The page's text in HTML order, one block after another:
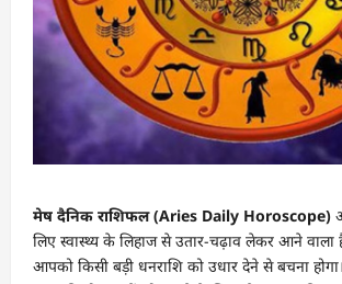
मेष दैनिक राशिफल (Aries Daily Horoscope)
लिए स्वास्थ्य के लिहाज से उतार-चढ़ाव लेकर आने वाला
आपको किसी बड़ी धनराशि को उधार देने से बचना